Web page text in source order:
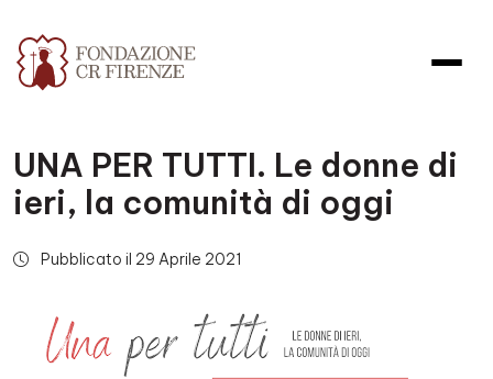
UNA PER TUTTI. Le donne di
ieri, la comunità di oggi
Pubblicato il 29 Aprile 2021